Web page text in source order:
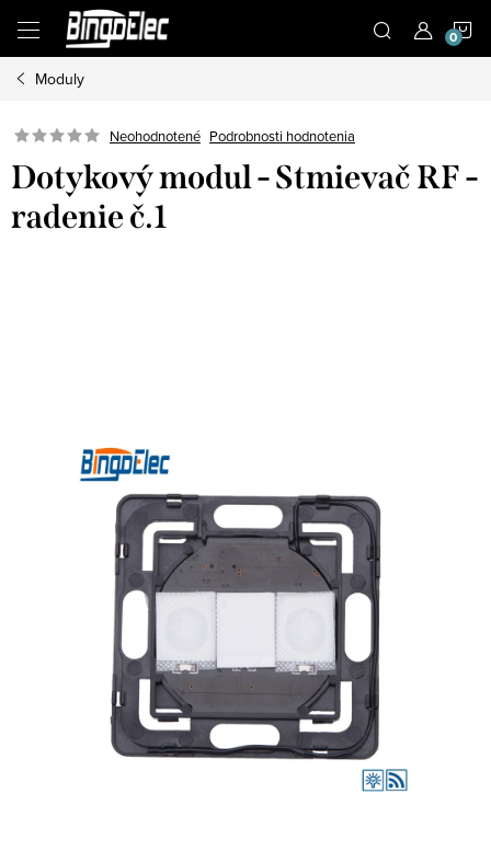
obsah
Moduly
Neohodnotené Podrobnosti hodnotenia
Dotykový modul - Stmievač RF -
radenie č.1